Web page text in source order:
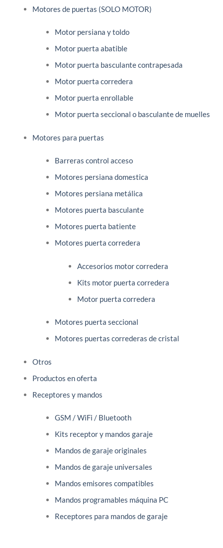
Motores de puertas (SOLO MOTOR)
Motor persiana y toldo
Motor puerta abatible
Motor puerta basculante contrapesada
Motor puerta corredera
Motor puerta enrollable
Motor puerta seccional o basculante de muelles
Motores para puertas
Barreras control acceso
Motores persiana domestica
Motores persiana metálica
Motores puerta basculante
Motores puerta batiente
Motores puerta corredera
Accesorios motor corredera
Kits motor puerta corredera
Motor puerta corredera
Motores puerta seccional
Motores puertas correderas de cristal
Otros
Productos en oferta
Receptores y mandos
GSM / WiFi / Bluetooth
Kits receptor y mandos garaje
Mandos de garaje originales
Mandos de garaje universales
Mandos emisores compatibles
Mandos programables máquina PC
Receptores para mandos de garaje